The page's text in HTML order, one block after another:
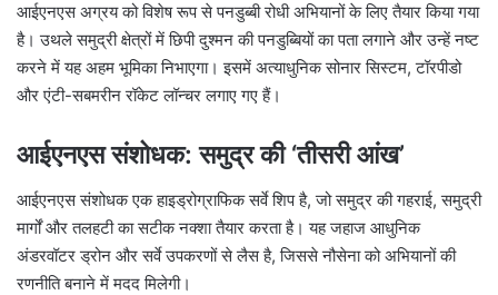
आईएनएस अग्रय को विशेष रूप से पनडुब्बी रोधी अभियानों के लिए तैयार किया गया
है। उथले समुद्री क्षेत्रों में छिपी दुश्मन की पनडुब्बियों का पता लगाने और उन्हें नष्ट
करने में यह अहम भूमिका निभाएगा। इसमें अत्याधुनिक सोनार सिस्टम, टॉरपीडो
और एंटी-सबमरीन रॉकेट लॉन्चर लगाए गए हैं।
आईएनएस संशोधक: समुद्र की ‘तीसरी आंख’
आईएनएस संशोधक एक हाइड्रोग्राफिक सर्वे शिप है, जो समुद्र की गहराई, समुद्री
मार्गों और तलहटी का सटीक नक्शा तैयार करता है। यह जहाज आधुनिक
अंडरवॉटर ड्रोन और सर्वे उपकरणों से लैस है, जिससे नौसेना को अभियानों की
रणनीति बनाने में मदद मिलेगी।